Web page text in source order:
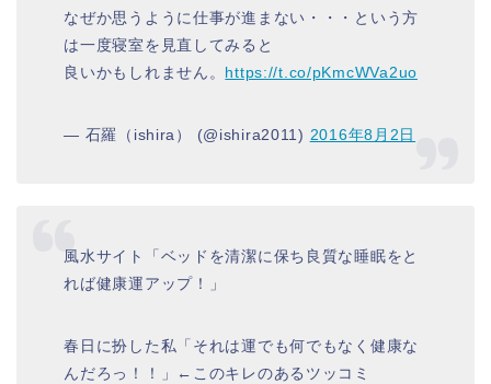
なぜか思うように仕事が進まない・・・という方
は一度寝室を見直してみると
良いかもしれません。 https://t.co/pKmcWVa2uo
— 石羅（ishira） (@ishira2011) 2016年8月2日
風水サイト「ベッドを清潔に保ち良質な睡眠をと
れば健康運アップ！」
春日に扮した私「それは運でも何でもなく健康な
んだろっ！！」←このキレのあるツッコミ